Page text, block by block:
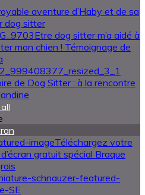
aventure d’Haby et de sa
dog sitter
Etre dog sitter m’a aidé à
mon chien ! Témoignage de
de Dog Sitter : à la rencontre
Téléchargez votre
gratuit spécial Braque